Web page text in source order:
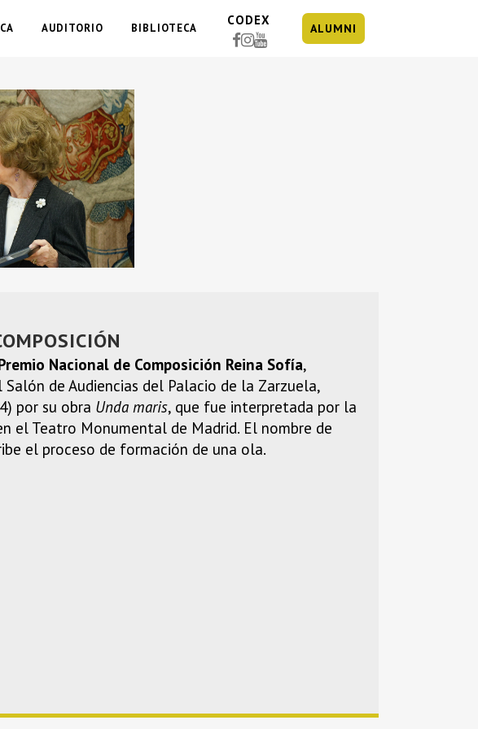
AUDITORIO BIBLIOTECA
CODEX
ALUMNI
Nacional de Composición Reina Sofía,
de Audiencias del Palacio de la Zarzuela,
por su obra Unda maris, que fue interpretada por la
el Teatro Monumental de Madrid. El nombre de
el proceso de formación de una ola.